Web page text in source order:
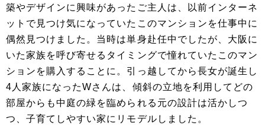
築やデザインに興味があったご主人は、以前インターネ
ットで見つけ気になっていたこのマンションを仕事中に
偶然見つけました。当時は単身赴任中でしたが、大阪に
いた家族を呼び寄せるタイミングで憧れていたこのマン
ションを購入することに。引っ越してから長女が誕生し
4人家族になったWさんは、傾斜の立地を利用してどの
部屋からも中庭の緑を臨められる元の設計は活かしつ
つ、子育てしやすい家にリモデルしました。